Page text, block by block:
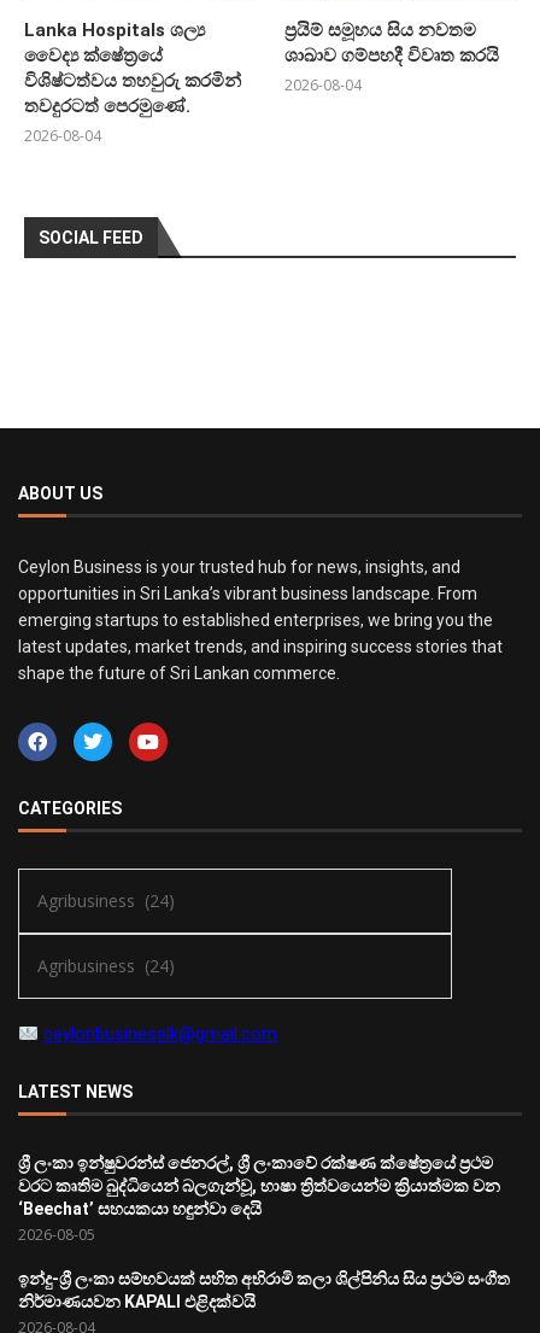
Lanka Hospitals ශල්‍ය
වෛද්‍ය ක්ෂේත්‍රයේ
විශිෂ්ටත්වය තහවුරු කරමින්
තවදුරටත් පෙරමුණේ.
2026-08-04
ප්‍රයිම් සමූහය සිය නවතම
ශාඛාව ගම්පහදී විවෘත කරයි
2026-08-04
SOCIAL FEED
ABOUT US
Ceylon Business is your trusted hub for news, insights, and
opportunities in Sri Lanka’s vibrant business landscape. From
emerging startups to established enterprises, we bring you the
latest updates, market trends, and inspiring success stories that
shape the future of Sri Lankan commerce.
CATEGORIES
ceylonbusinesslk@gmail.com
LATEST NEWS
ශ්‍රී ලංකා ඉන්ෂුවරන්ස් ජෙනරල්, ශ්‍රී ලංකාවේ රක්ෂණ ක්ෂේත්‍රයේ ප්‍රථම
වරට කෘතිම බුද්ධියෙන් බලගැන්වූ, භාෂා ත්‍රිත්වයෙන්ම ක්‍රියාත්මක වන
‘Beechat’ සහයකයා හඳුන්වා දෙයි
2026-08-05
ඉන්දු-ශ්‍රී ලංකා සම්භවයක් සහිත අභිරාමි කලා ශිල්පිනිය සිය ප්‍රථම සංගීත
නිර්මාණයවන KAPALI එළිදක්වයි
2026-08-04